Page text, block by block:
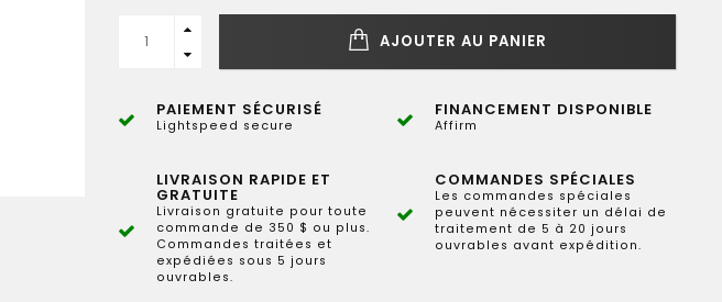
AJOUTER AU PANIER
PAIEMENT SÉCURISÉ
Lightspeed secure
FINANCEMENT DISPONIBLE
Affirm
LIVRAISON RAPIDE ET
GRATUITE
Livraison gratuite pour toute
commande de 350 $ ou plus.
Commandes traitées et
expédiées sous 5 jours
ouvrables.
COMMANDES SPÉCIALES
Les commandes spéciales
peuvent nécessiter un délai de
traitement de 5 à 20 jours
ouvrables avant expédition.